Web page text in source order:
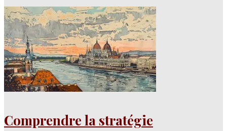
Comprendre la stratégie